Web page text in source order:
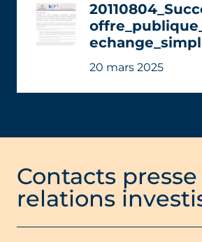
et_les_BSA_d-
20 mars 2025
Contacts
relations